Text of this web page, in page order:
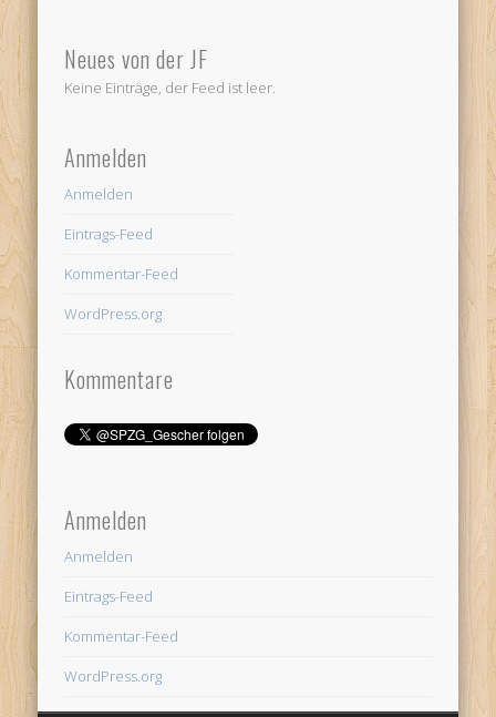
Neues von der JF
Keine Einträge, der Feed ist leer.
Anmelden
Anmelden
Eintrags-Feed
Kommentar-Feed
WordPress.org
Kommentare
Anmelden
Anmelden
Eintrags-Feed
Kommentar-Feed
WordPress.org